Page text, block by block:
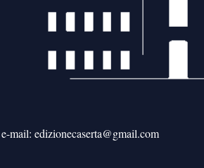
e-mail: edizionecaserta@gmail.com